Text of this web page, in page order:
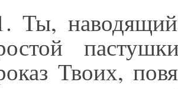
Ты,
Твоих,